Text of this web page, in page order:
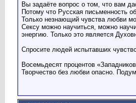
Вы задаёте вопрос о том, что вам
Потому что Русская письменность
Только незнающий чувства любви
Сексу можно научиться, можно
энергию. Только это является
Спросите людей испытавших
Восемьдесят процентов
Творчество без любви опасно.